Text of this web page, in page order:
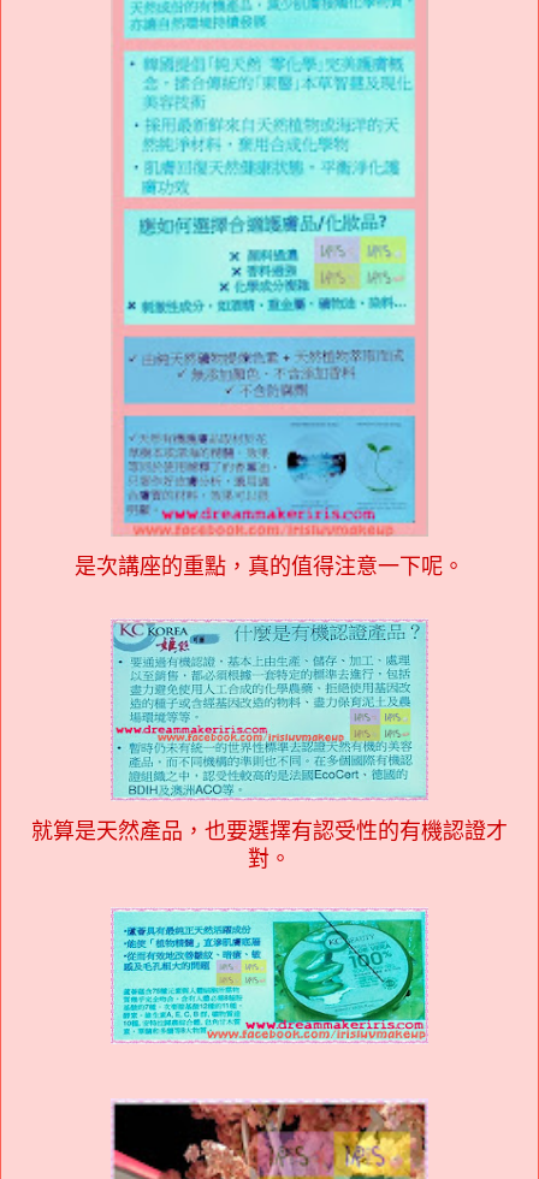
是次講座的重點，真的值得注意一下呢。
就算是天然產品，也要選擇有認受性的有機認證才
對。